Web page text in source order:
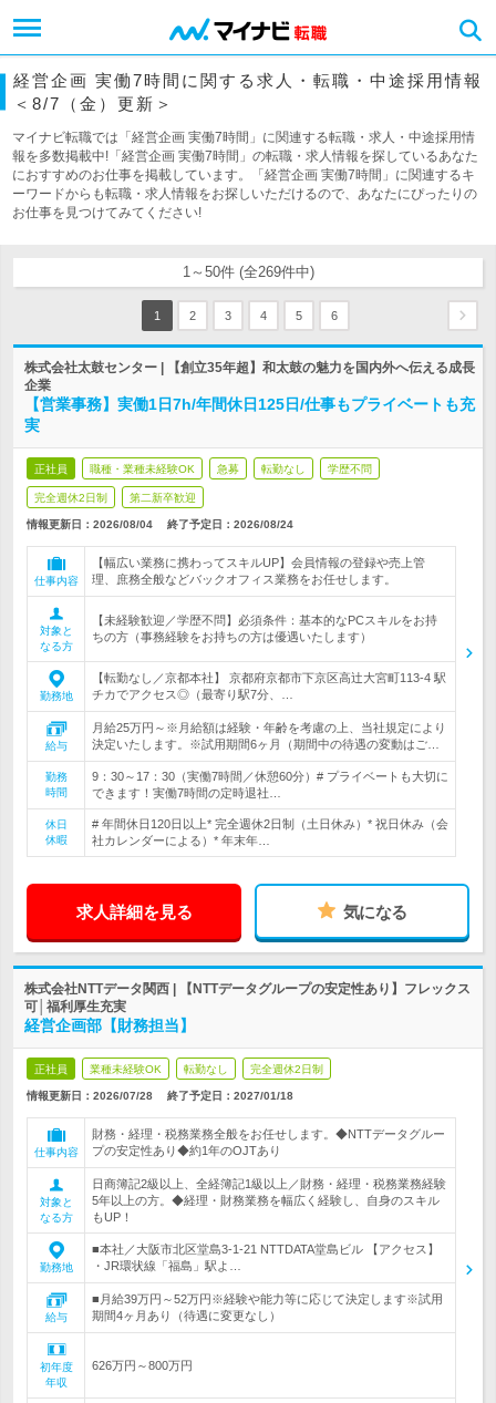
経営企画 実働7時間に関する求人・転職・中途採用情報
＜8/7（金）更新＞
マイナビ転職では「経営企画 実働7時間」に関連する転職・求人・中途採用情
報を多数掲載中!「経営企画 実働7時間」の転職・求人情報を探しているあなた
におすすめのお仕事を掲載しています。「経営企画 実働7時間」に関連するキ
ーワードからも転職・求人情報をお探しいただけるので、あなたにぴったりの
お仕事を見つけてみてください!
1～50件 (全269件中)
1 2 3 4 5 6
株式会社太鼓センター | 【創立35年超】和太鼓の魅力を国内外へ伝える成長
企業
【営業事務】実働1日7h/年間休日125日/仕事もプライベートも充
実
正社員 職種・業種未経験OK 急募 転勤なし 学歴不問
完全週休2日制 第二新卒歓迎
情報更新日：2026/08/04 終了予定日： 2026/08/24
仕事内容
【幅広い業務に携わってスキルUP】会員情報の登録や売上管
理、庶務全般などバックオフィス業務をお任せします。
対象と
なる方
【未経験歓迎／学歴不問】必須条件：基本的なPCスキルをお持
ちの方（事務経験をお持ちの方は優遇いたします）
勤務地
【転勤なし／京都本社】 京都府京都市下京区高辻大宮町113-4 駅
チカでアクセス◎（最寄り駅7分、…
給与
月給25万円～※月給額は経験・年齢を考慮の上、当社規定により
決定いたします。※試用期間6ヶ月（期間中の待遇の変動はご…
勤務
時間
9：30～17：30（実働7時間／休憩60分）# プライベートも大切に
できます！実働7時間の定時退社…
休日
休暇
# 年間休日120日以上* 完全週休2日制（土日休み）* 祝日休み（会
社カレンダーによる）* 年末年…
求人詳細を見る 気になる
株式会社NTTデータ関西 | 【NTTデータグループの安定性あり】フレックス
可│福利厚生充実
経営企画部【財務担当】
正社員 業種未経験OK 転勤なし 完全週休2日制
情報更新日：2026/07/28 終了予定日： 2027/01/18
仕事内容
財務・経理・税務業務全般をお任せします。◆NTTデータグルー
プの安定性あり◆約1年のOJTあり
対象と
なる方
日商簿記2級以上、全経簿記1級以上／財務・経理・税務業務経験
5年以上の方。◆経理・財務業務を幅広く経験し、自身のスキル
もUP！
勤務地
■本社／大阪市北区堂島3-1-21 NTTDATA堂島ビル 【アクセス】
・JR環状線「福島」駅よ…
給与
■月給39万円～52万円※経験や能力等に応じて決定します※試用
期間4ヶ月あり（待遇に変更なし）
初年度
年収
626万円～800万円